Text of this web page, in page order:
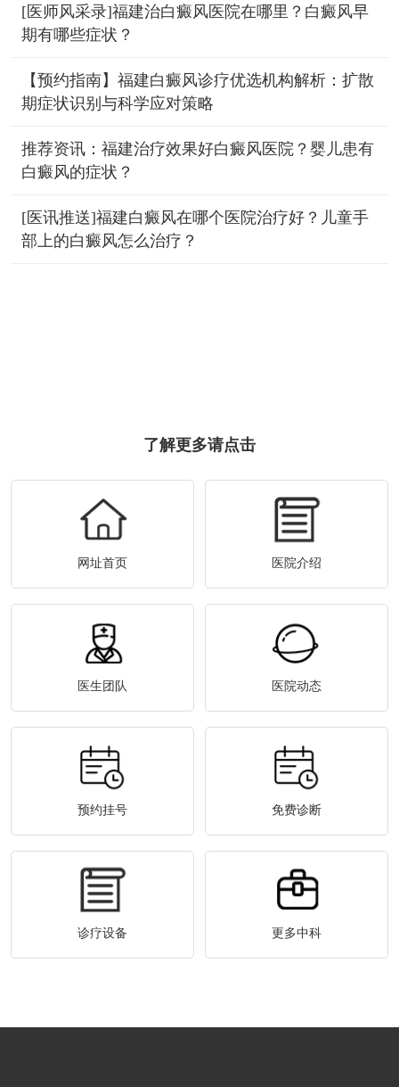
[医师风采录]福建治白癜风医院在哪里？白癜风早
期有哪些症状？
【预约指南】福建白癜风诊疗优选机构解析：扩散
期症状识别与科学应对策略
推荐资讯：福建治疗效果好白癜风医院？婴儿患有
白癜风的症状？
[医讯推送]福建白癜风在哪个医院治疗好？儿童手
部上的白癜风怎么治疗？
了解更多请点击
网址首页 医院介绍
医生团队 医院动态
预约挂号 免费诊断
诊疗设备 更多中科